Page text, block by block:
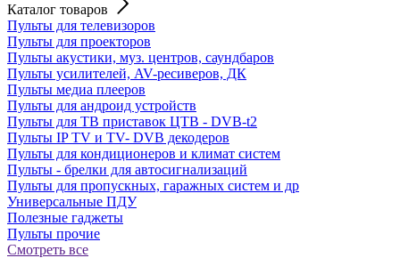
Каталог товаров
Пульты для телевизоров
Пульты для проекторов
Пульты акустики, муз. центров, саундбаров
Пульты усилителей, AV-ресиверов, ДК
Пульты медиа плееров
Пульты для андроид устройств
Пульты для ТВ приставок ЦТВ - DVB-t2
Пульты IP TV и TV- DVB декодеров
Пульты для кондиционеров и климат систем
Пульты - брелки для автосигнализаций
Пульты для пропускных, гаражных систем и др
Универсальные ПДУ
Полезные гаджеты
Пульты прочие
Смотреть все